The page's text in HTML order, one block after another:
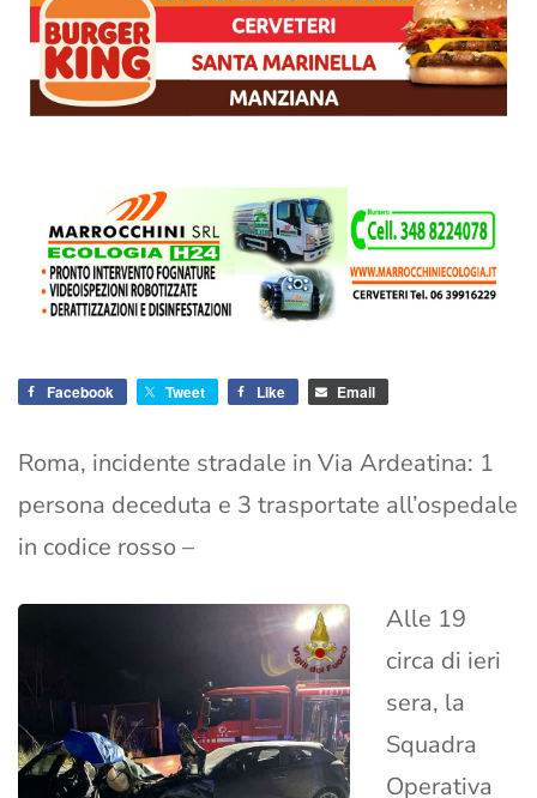
Facebook Tweet Like Email
Roma, incidente stradale in Via Ardeatina: 1
persona deceduta e 3 trasportate all’ospedale
in codice rosso –
Alle 19
circa di ieri
sera, la
Squadra
Operativa